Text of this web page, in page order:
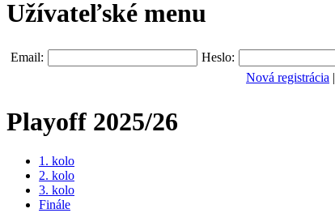
Užívateľské menu
Email:
Heslo:
Nová registrácia |
Playoff 2025/26
1. kolo
2. kolo
3. kolo
Finále